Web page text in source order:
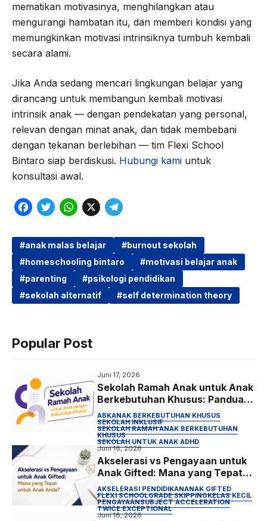
mematikan motivasinya, menghilangkan atau
mengurangi hambatan itu, dan memberi kondisi yang
memungkinkan motivasi intrinsiknya tumbuh kembali
secara alami.
Jika Anda sedang mencari lingkungan belajar yang
dirancang untuk membangun kembali motivasi
intrinsik anak — dengan pendekatan yang personal,
relevan dengan minat anak, dan tidak membebani
dengan tekanan berlebihan — tim Flexi School
Bintaro siap berdiskusi. Hubungi kami untuk
konsultasi awal.
F
c
e
b
o
T
i
t
t
e
W
a
t
s
A
X
T
e
g
anak malas belajar
burnout sekolah
homeschooling bintaro
motivasi belajar anak
parenting
psikologi pendidikan
sekolah alternatif
self determination theory
Popular Post
Juni 17, 2026
Sekolah Ramah Anak untuk Anak
Berkebutuhan Khusus: Panduan
Lengkap Orang Tua
ABKANAK BERKEBUTUHAN KHUSUS
SEKOLAH INKLUSIF
SEKOLAH RAMAH ANAK BERKEBUTUHAN
KHUSUS
SEKOLAH UNTUK ANAK ADHD
Juni 16, 2026
Akselerasi vs Pengayaan untuk
Anak Gifted: Mana yang Tepat
untuk Anak Anda?
AKSELERASI PENDIDIKANANAK GIFTED
FLEXI SCHOOLGRADE SKIPPINGKELAS KECIL
PENGAYAANSUBJECT ACCELERATION
TWICE EXCEPTIONAL
Juni 16, 2026